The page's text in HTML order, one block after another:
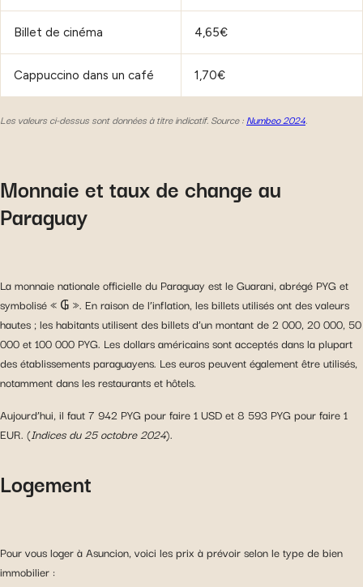
Billet de cinéma 4,65€
Cappuccino dans un café 1,70€
Les valeurs ci-dessus sont données à titre indicatif. Source :Numbeo 2024.
Monnaie et taux de change au
Paraguay
La monnaie nationale officielle du Paraguay est le Guarani, abrégé PYG et
symbolisé « ₲ ». En raison de l’inflation, les billets utilisés ont des valeurs
hautes ; les habitants utilisent des billets d’un montant de 2 000, 20 000, 50
000 et 100 000 PYG. Les dollars américains sont acceptés dans la plupart
des établissements paraguayens. Les euros peuvent également être utilisés,
notamment dans les restaurants et hôtels.
Aujourd’hui, il faut 7 942 PYG pour faire 1 USD et 8 593 PYG pour faire 1
EUR. (Indices du 25 octobre 2024).
Logement
Pour vous loger à Asuncion, voici les prix à prévoir selon le type de bien
immobilier :